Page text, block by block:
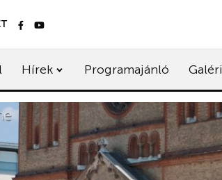
Hírek Programajánló